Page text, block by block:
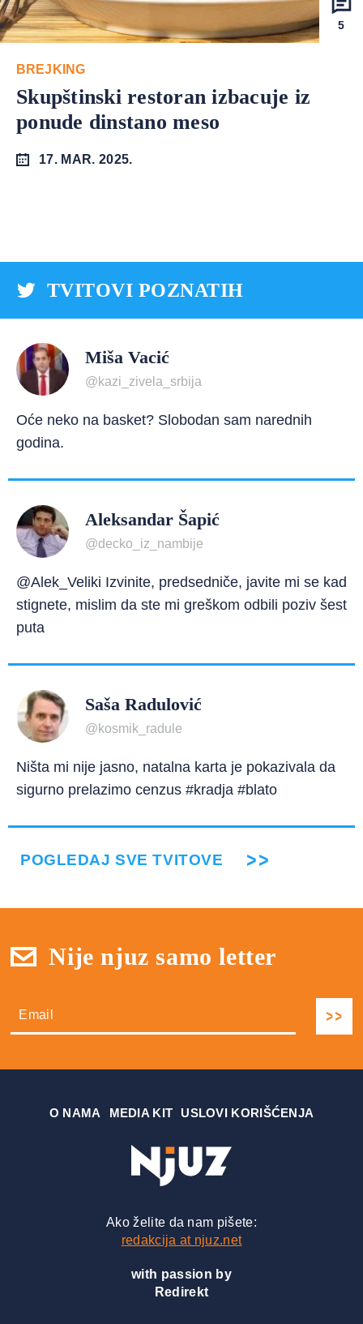
5
BREJKING
Skupštinski restoran izbacuje iz
ponude dinstano meso
17. MAR. 2025.
TVITOVI POZNATIH
Miša Vacić
@kazi_zivela_srbija
Oće neko na basket? Slobodan sam narednih
godina.
Aleksandar Šapić
@decko_iz_nambije
@Alek_Veliki Izvinite, predsedniče, javite mi se kad
stignete, mislim da ste mi greškom odbili poziv šest
puta
Saša Radulović
@kosmik_radule
Ništa mi nije jasno, natalna karta je pokazivala da
sigurno prelazimo cenzus #kradja #blato
POGLEDAJ SVE TVITOVE
Nije njuz samo letter
О NAMA MEDIA KIT USLOVI KORIŠĆENJA
Ako želite da nam pišete:
redakcija at njuz.net
with passion by
Redirekt